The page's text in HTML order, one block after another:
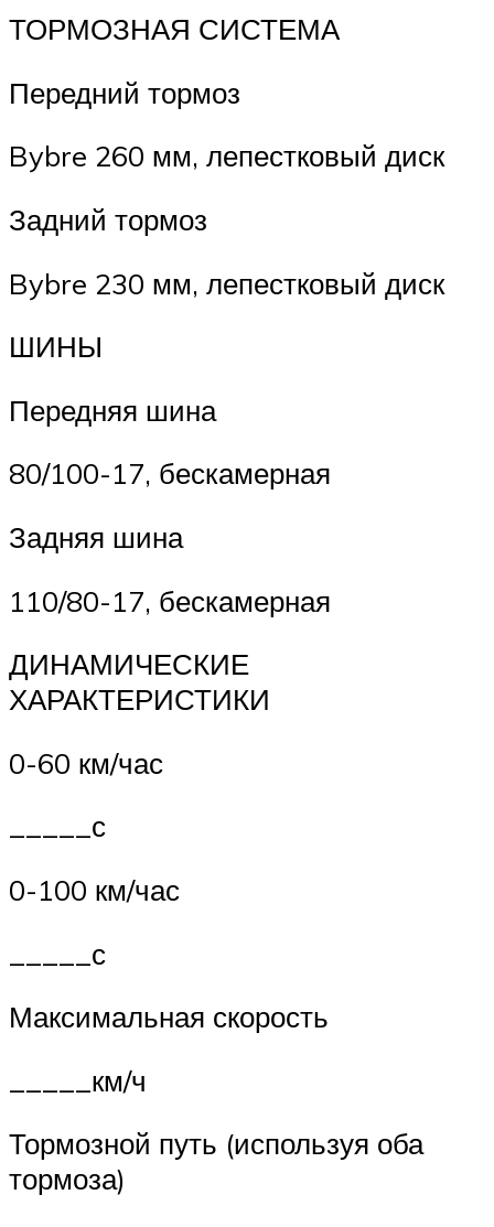
ТОРМОЗНАЯ СИСТЕМА
Передний тормоз
Bybre 260 мм, лепестковый диск
Задний тормоз
Bybre 230 мм, лепестковый диск
ШИНЫ
Передняя шина
80/100-17, бескамерная
Задняя шина
110/80-17, бескамерная
ДИНАМИЧЕСКИЕ
ХАРАКТЕРИСТИКИ
0-60 км/час
_____с
0-100 км/час
_____с
Максимальная скорость
_____км/ч
Тормозной путь (используя оба
тормоза)